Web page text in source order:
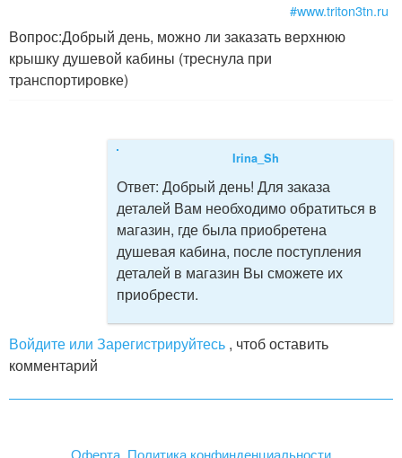
#www.triton3tn.ru
Вопрос:Добрый день, можно ли заказать верхнюю
крышку душевой кабины (треснула при
транспортировке)
Irina_Sh
Ответ: Добрый день! Для заказа
деталей Вам необходимо обратиться в
магазин, где была приобретена
душевая кабина, после поступления
деталей в магазин Вы сможете их
приобрести.
Войдите или Зарегистрируйтесь , чтоб оставить
комментарий
Оферта. Политика конфинденциальности